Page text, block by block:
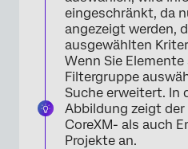
eingeschränkt, da
angezeigt werden,
ausgewählten
Wenn Sie
Filtergruppe
Suche erweitert. In
Abbildung zeigt
CoreXM- als auch
Projekte an.